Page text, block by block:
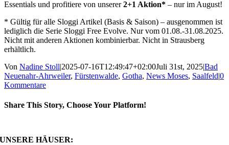
Essentials und profitiere von unserer2+1 Aktion* – nur im August!
* Gültig für alle Sloggi Artikel (Basis & Saison) – ausgenommen ist
lediglich die Serie Sloggi Free Evolve. Nur vom 01.08.-31.08.2025.
Nicht mit anderen Aktionen kombinierbar. Nicht in Strausberg
erhältlich.
Von Nadine Stoll|2025-07-16T12:49:47+02:00Juli 31st, 2025|Bad
Neuenahr-Ahrweiler, Fürstenwalde, Gotha, News Moses, Saalfeld|0
Kommentare
Share This Story, Choose Your Platform!
UNSERE HÄUSER: